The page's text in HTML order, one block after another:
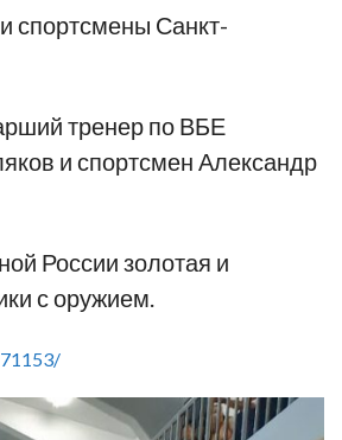
спортсмены Санкт-
тренер по ВБЕ
и спортсмен Александр
России золотая и
с оружием.